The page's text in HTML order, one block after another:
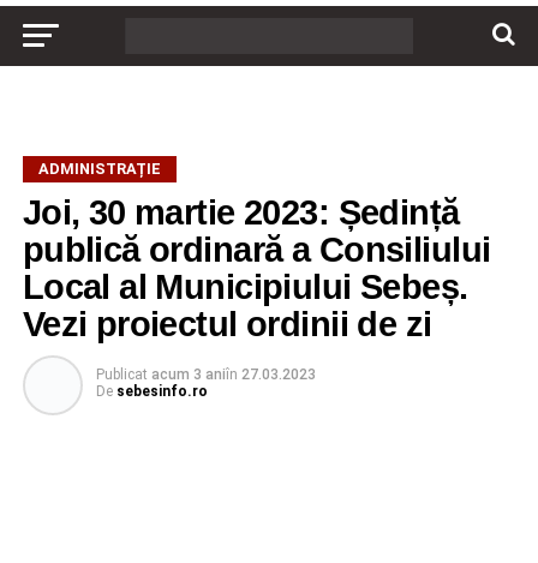
ADMINISTRAȚIE
Joi, 30 martie 2023: Ședință
publică ordinară a Consiliului
Local al Municipiului Sebeș.
Vezi proiectul ordinii de zi
Publicat acum 3 aniîn 27.03.2023
De sebesinfo.ro